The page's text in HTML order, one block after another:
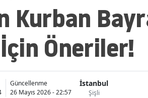
Kurban
Öneriler!
Güncellenme
26 Mayıs 2026 - 22:57
İstanbul
Şişli